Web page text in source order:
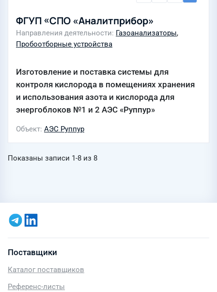
ФГУП «СПО «Аналитприбор»
Направления деятельности Газоанализаторы,
Пробоотборные устройства
Изготовление и поставка системы для
контроля кислорода в помещениях хранения
и использования азота и кислорода для
энергоблоков №1 и 2 АЭС «Руппур»
Объект АЭС Руппур
Показаны записи 1-8 из 8
Поставщики
Каталог поставщиков
Референс-листы